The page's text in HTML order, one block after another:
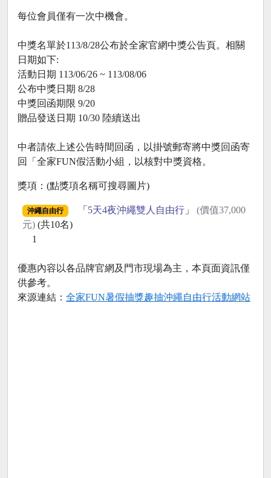
每位會員僅有一次中機會。
中獎名單於113/8/28公布於全家官網中獎公告頁。相關
日期如下:
活動日期 113/06/26 ~ 113/08/06
公布中獎日期 8/28
中獎回函期限 9/20
贈品發送日期 10/30 陸續送出
中者請依上述公告時間回函，以掛號郵寄將中獎回函寄
回「全家FUN假活動小組，以核對中獎資格。
獎項：(點獎項名稱可搜尋圖片)
沖繩自由行 「 5天4夜沖繩雙人自由行」 (價值37,000
元) (共10名)
1
優惠內容以各品牌官網及門市現場為主，本頁面資訊僅
供參考。
來源連結： 全家FUN暑假抽獎趣抽沖繩自由行活動網站